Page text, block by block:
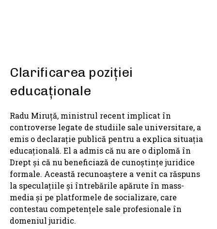
Clarificarea poziției
educaționale
Radu Miruță, ministrul recent implicat în
controverse legate de studiile sale universitare, a
emis o declarație publică pentru a explica situația
educațională. El a admis că nu are o diplomă în
Drept și că nu beneficiază de cunoștințe juridice
formale. Această recunoaștere a venit ca răspuns
la speculațiile și întrebările apărute în mass-
media și pe platformele de socializare, care
contestau competențele sale profesionale în
domeniul juridic.